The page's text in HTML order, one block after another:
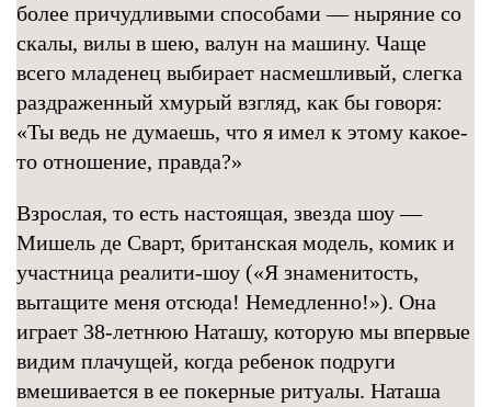
более причудливыми способами — ныряние со
скалы, вилы в шею, валун на машину. Чаще
всего младенец выбирает насмешливый, слегка
раздраженный хмурый взгляд, как бы говоря:
«Ты ведь не думаешь, что я имел к этому какое-
то отношение, правда?»
Взрослая, то есть настоящая, звезда шоу —
Мишель де Сварт, британская модель, комик и
участница реалити-шоу («Я знаменитость,
вытащите меня отсюда! Немедленно!»). Она
играет 38-летнюю Наташу, которую мы впервые
видим плачущей, когда ребенок подруги
вмешивается в ее покерные ритуалы. Наташа